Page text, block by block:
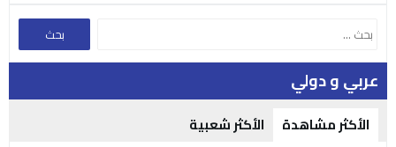
عربي و دولي
الأكثر مشاهدة الأكثر شعبية